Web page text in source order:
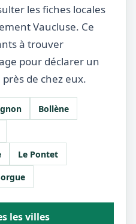
les fiches locales
Vaucluse. Ce
à trouver
pour déclarer un
de chez eux.
Bollène
Le Pontet
les villes